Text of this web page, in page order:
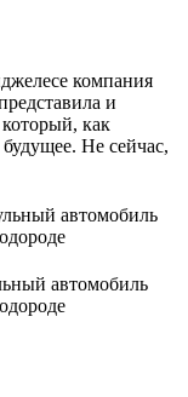
компания
и
как
Не сейчас,
автомобиль